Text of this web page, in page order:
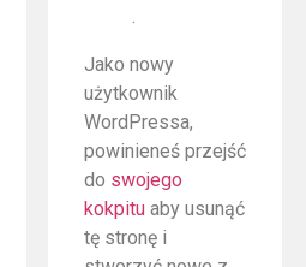
.
Jako nowy
użytkownik
WordPressa,
powinieneś przejść
do swojego
kokpitu aby usunąć
tę stronę i